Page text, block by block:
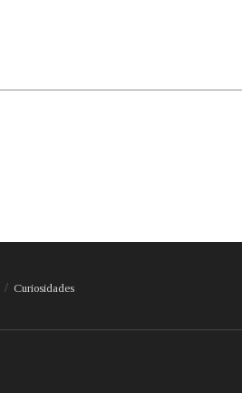
Curiosidades